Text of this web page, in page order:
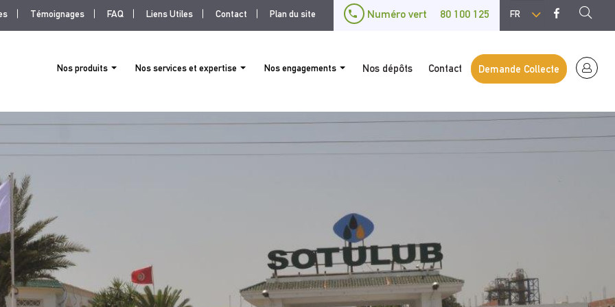
Témoignages FAQ Liens Utiles Contact Plan du site
your
language
Numéro vert 80 100 125
Nos produits Nos services et expertise Nos engagements Nos dépôts Contact Demande Collecte